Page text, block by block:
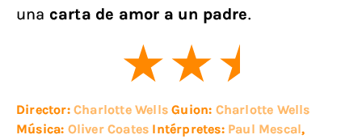
una carta de amor a un padre.
Director: Charlotte Wells Guion: Charlotte Wells
Música: Oliver Coates Intérpretes: Paul Mescal,